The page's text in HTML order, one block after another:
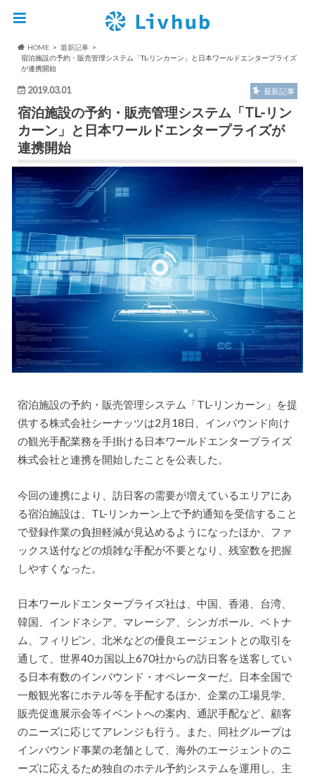
HOME
最新記事
宿泊施設の予約・販売管理システム「TL-リンカーン」と日本ワールドエンタープライズ
が連携開始
2019.03.01 最新記事
宿泊施設の予約・販売管理システム「TL-リン
カーン」と日本ワールドエンタープライズが
連携開始
宿泊施設の予約・販売管理システム「TL-リンカーン」を提
供する株式会社シーナッツは2月18日、インバウンド向け
の観光手配業務を手掛ける日本ワールドエンタープライズ
株式会社と連携を開始したことを公表した。
今回の連携により、訪日客の需要が増えているエリアにあ
る宿泊施設は、TL-リンカーン上で予約通知を受信すること
で登録作業の負担軽減が見込めるようになったほか、ファ
ックス送付などの煩雑な手配が不要となり、残室数を把握
しやすくなった。
日本ワールドエンタープライズ社は、中国、香港、台湾、
韓国、インドネシア、マレーシア、シンガポール、ベトナ
ム、フィリピン、北米などの優良エージェントとの取引を
通して、世界40カ国以上670社からの訪日客を送客してい
る日本有数のインバウンド・オペレーターだ。日本全国で
一般観光客にホテル等を手配するほか、企業の工場見学、
販売促進展示会等イベントへの案内、通訳手配など、顧客
のニーズに応じてアレンジも行う。また、同社グループは
インバウンド事業の老舗として、海外のエージェントのニ
ーズに応えるため独自のホテル予約システムを運用し、主